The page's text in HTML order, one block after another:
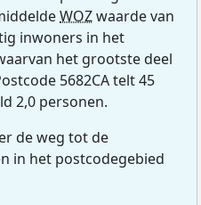
WOZwaarde van
inwoners in het
het grootste deel
5682CA telt 45
2,0 personen.
de weg tot de
in het postcodegebied